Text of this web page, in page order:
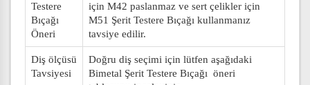
Testere
Bıçağı
Öneri
için M42 paslanmaz ve sert çelikler için
M51 Şerit Testere Bıçağı kullanmanız
tavsiye edilir.
Diş ölçüsü
Tavsiyesi
Doğru diş seçimi için lütfen aşağıdaki
Bimetal Şerit Testere Bıçağı öneri